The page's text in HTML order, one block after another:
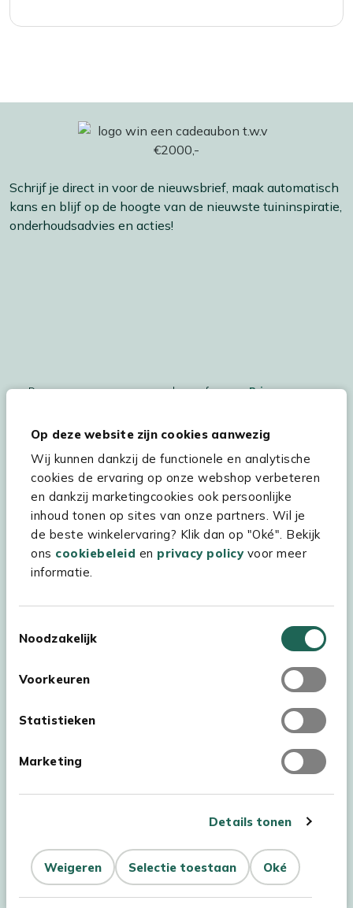
Op deze website zijn cookies aanwezig
Wij kunnen dankzij de functionele en analytische
cookies de ervaring op onze webshop verbeteren
en dankzij marketingcookies ook persoonlijke
inhoud tonen op sites van onze partners. Wil je
de beste winkelervaring? Klik dan op "Oké". Bekijk
ons cookiebeleid en privacy policyvoor meer
informatie.
Noodzakelijk
Voorkeuren
Statistieken
Marketing
Details tonen
Oké
Selectie toestaan
Weigeren
Sorteer
Schrijf je direct in voor de nieuwsbrief, maak automatisch
kans en blijf op de hoogte van de nieuwste tuininspiratie,
onderhoudsadvies en acties!
De persoonsgegegevens worden conform onsPrivacy
Hulp & service
Assortiment
Kees Smit Tuinmeubelen
Experience Stores XXL
Algemene voorwaarden Privacy Statement Disclaimer
Cookiebeleid Toegankelijkheidsverklaring